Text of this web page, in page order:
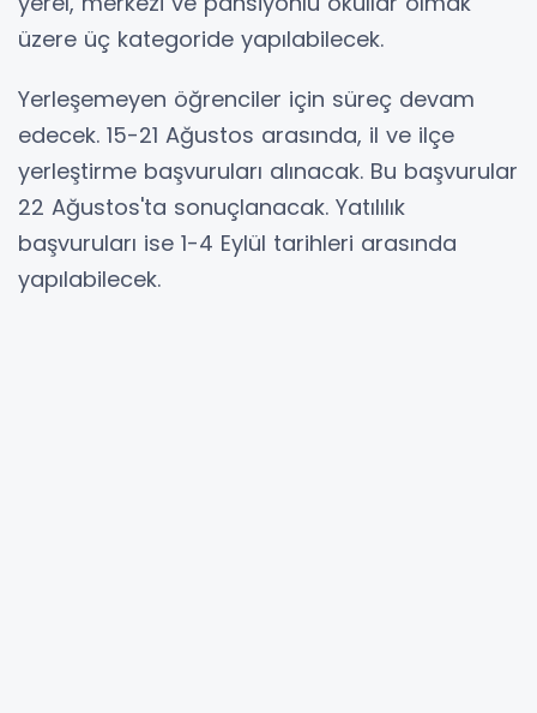
üzere üç kategoride yapılabilecek.
Yerleşemeyen öğrenciler için süreç devam
edecek. 15-21 Ağustos arasında, il ve ilçe
yerleştirme başvuruları alınacak. Bu başvurular
22 Ağustos'ta sonuçlanacak. Yatılılık
başvuruları ise 1-4 Eylül tarihleri arasında
yapılabilecek.